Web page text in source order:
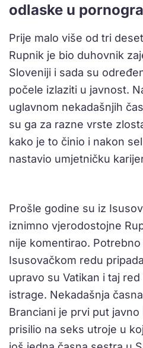
odlaske u
Prije malo više od tri
Rupnik je bio duhovnik
Sloveniji i sada su
počele izlaziti u javnost.
uglavnom nekadašnjih
su ga za razne vrste
kako je to činio i nakon
nastavio umjetničku
Prošle godine su iz
iznimno vjerodostojne
nije komentirao.
Isusovačkom redu
upravo su Vatikan i taj
istrage. Nekadašnja
Branciani je prvi put javno
prisilio na seks utroje u